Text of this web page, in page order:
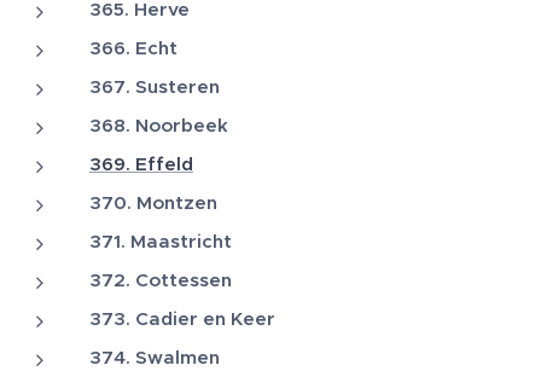
365. Herve
366. Echt
367. Susteren
368. Noorbeek
369. Effeld
370. Montzen
371. Maastricht
372. Cottessen
373. Cadier en Keer
374. Swalmen